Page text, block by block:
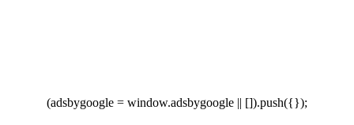
(adsbygoogle = window.adsbygoogle || []).push({});